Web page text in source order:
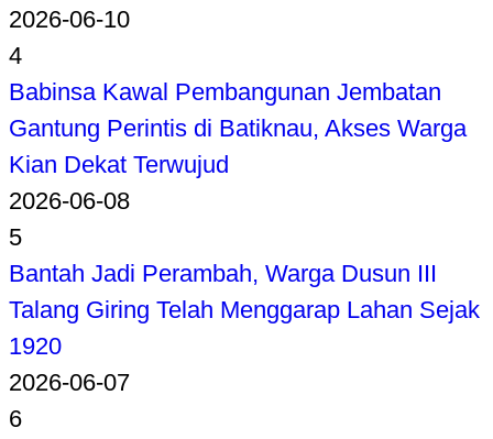
2026-06-10
4
Babinsa Kawal Pembangunan Jembatan
Gantung Perintis di Batiknau, Akses Warga
Kian Dekat Terwujud
2026-06-08
5
Bantah Jadi Perambah, Warga Dusun III
Talang Giring Telah Menggarap Lahan Sejak
1920
2026-06-07
6